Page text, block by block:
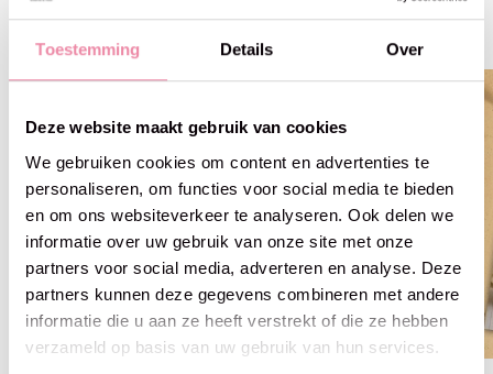
Toestemming Details Over
Deze website maakt gebruik van cookies
We gebruiken cookies om content en advertenties te
personaliseren, om functies voor social media te bieden
en om ons websiteverkeer te analyseren. Ook delen we
informatie over uw gebruik van onze site met onze
partners voor social media, adverteren en analyse. Deze
partners kunnen deze gegevens combineren met andere
informatie die u aan ze heeft verstrekt of die ze hebben
verzameld op basis van uw gebruik van hun services.
Carousel items